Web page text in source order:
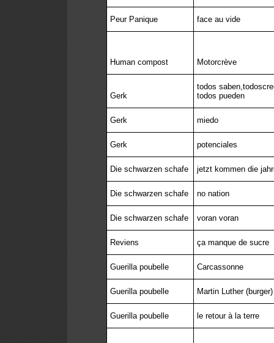
Peur Panique face au vide
Human compost Motorcrève
Gerk
todos
todos pueden
Gerk miedo
Gerk potenciales
Die schwarzen schafe jetzt kommen die
Die schwarzen schafe no nation
Die schwarzen schafe voran voran
Reviens ça manque de sucre
Guerilla poubelle Carcassonne
Guerilla poubelle Martin Luther
Guerilla poubelle le retour à la terre